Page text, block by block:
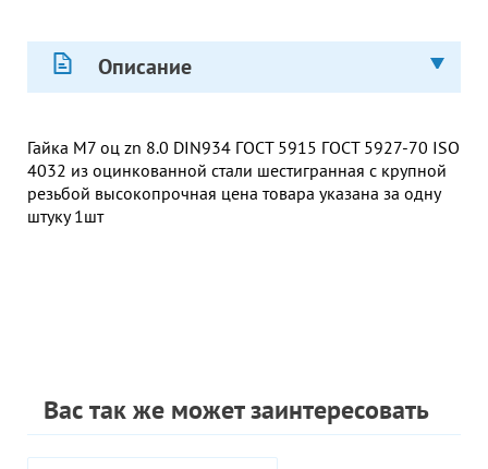
Описание
Гайка М7 оц zn 8.0 DIN934 ГОСТ 5915 ГОСТ 5927-70 ISO
4032 из оцинкованной стали шестигранная с крупной
резьбой высокопрочная цена товара указана за одну
штуку 1шт
Вас так же может заинтересовать